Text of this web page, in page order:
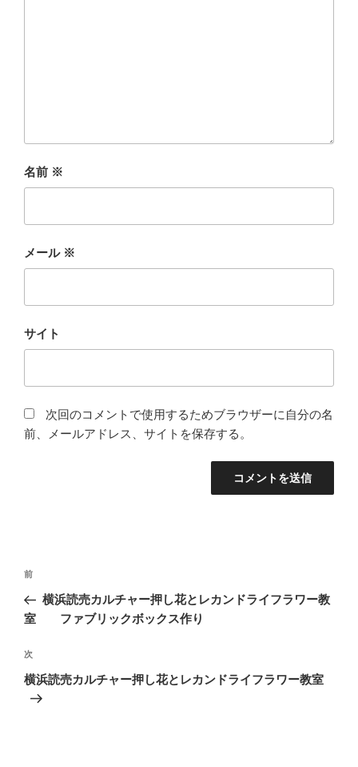
名前 ※
メール ※
サイト
次回のコメントで使用するためブラウザーに自分の名
前、メールアドレス、サイトを保存する。
投
ナ
ゲ
ー
シ
前
の
投
前
横浜読売カルチャー押し花とレカンドライフラワー教
室 ファブリックボックス作り
次
の
次
横浜読売カルチャー押し花とレカンドライフラワー教室